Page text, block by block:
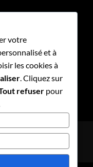
votre
et à
les cookies à
. Cliquez sur
refuser pour